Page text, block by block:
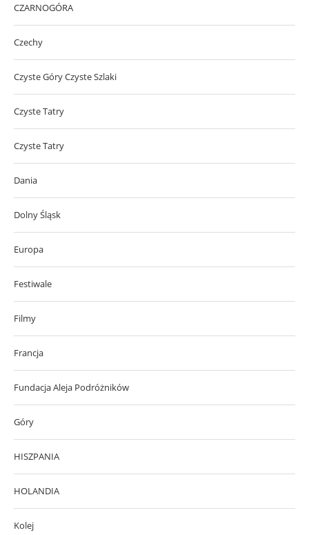
CZARNOGÓRA
Czechy
Czyste Góry Czyste Szlaki
Czyste Tatry
Czyste Tatry
Dania
Dolny Śląsk
Europa
Festiwale
Filmy
Francja
Fundacja Aleja Podróżników
Góry
HISZPANIA
HOLANDIA
Kolej